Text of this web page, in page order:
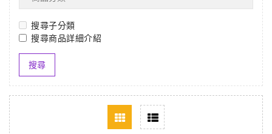
搜尋子分類
搜尋商品詳細介紹